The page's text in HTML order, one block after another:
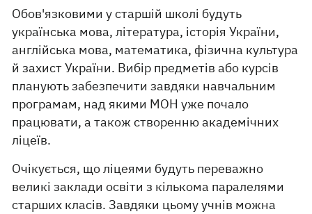
Обов'язковими у старшій школі будуть
українська мова, література, історія України,
англійська мова, математика, фізична культура
й захист України. Вибір предметів або курсів
планують забезпечити завдяки навчальним
програмам, над якими МОН уже почало
працювати, а також створенню академічних
ліцеїв.
Очікується, що ліцеями будуть переважно
великі заклади освіти з кількома паралелями
старших класів. Завдяки цьому учнів можна